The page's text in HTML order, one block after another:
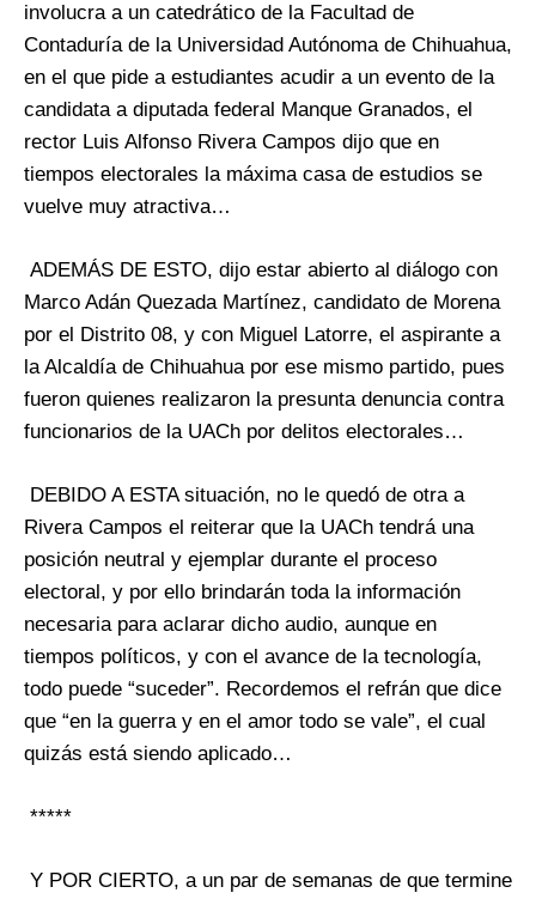
involucra a un catedrático de la Facultad de
Contaduría de la Universidad Autónoma de Chihuahua,
en el que pide a estudiantes acudir a un evento de la
candidata a diputada federal Manque Granados, el
rector Luis Alfonso Rivera Campos dijo que en
tiempos electorales la máxima casa de estudios se
vuelve muy atractiva…
ADEMÁS DE ESTO, dijo estar abierto al diálogo con
Marco Adán Quezada Martínez, candidato de Morena
por el Distrito 08, y con Miguel Latorre, el aspirante a
la Alcaldía de Chihuahua por ese mismo partido, pues
fueron quienes realizaron la presunta denuncia contra
funcionarios de la UACh por delitos electorales…
DEBIDO A ESTA situación, no le quedó de otra a
Rivera Campos el reiterar que la UACh tendrá una
posición neutral y ejemplar durante el proceso
electoral, y por ello brindarán toda la información
necesaria para aclarar dicho audio, aunque en
tiempos políticos, y con el avance de la tecnología,
todo puede “suceder”. Recordemos el refrán que dice
que “en la guerra y en el amor todo se vale”, el cual
quizás está siendo aplicado…
*****
Y POR CIERTO, a un par de semanas de que termine